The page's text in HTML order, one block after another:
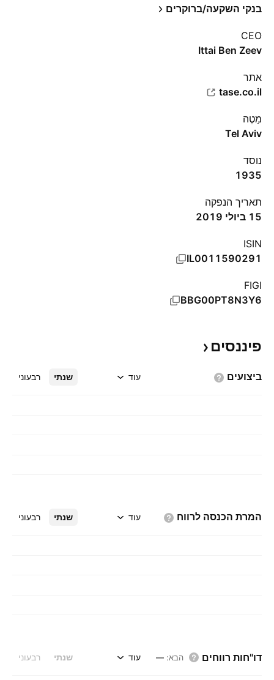
בנקי השקעה/ברוקרים
CEO
Ittai Ben Zeev
אתר‏
tase.co.il
מַטֶה
Tel Aviv
נוסד
1935
תאריך הנפקה
15 ביולי 2019
ISIN
IL0011590291
FIGI
BBG00PT8N3Y6
פיננסים
ביצועים שנתי רבעוני עוד
המרת הכנסה לרווח שנתי רבעוני עוד
דו"חות רווחים הבא:
— שנתי רבעוני עוד